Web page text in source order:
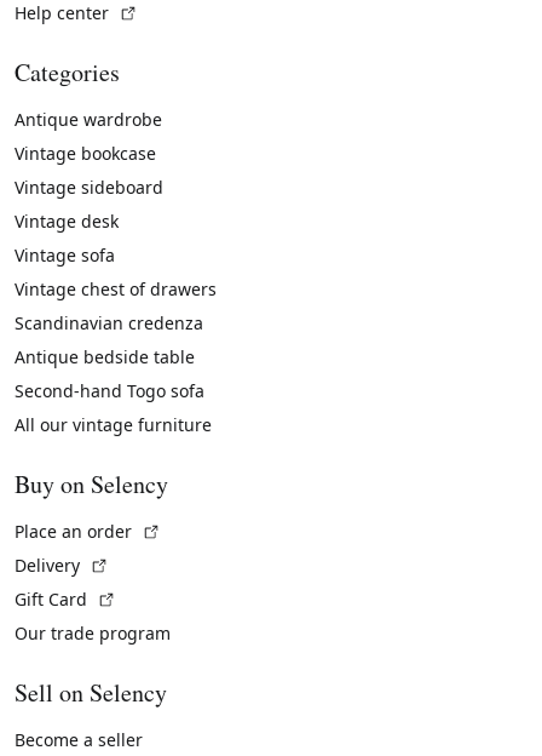
Help center
Categories
Antique wardrobe
Vintage bookcase
Vintage sideboard
Vintage desk
Vintage sofa
Vintage chest of drawers
Scandinavian credenza
Antique bedside table
Second-hand Togo sofa
All our vintage furniture
Buy on Selency
Place an order
Delivery
Gift Card
Our trade program
Sell on Selency
Become a seller